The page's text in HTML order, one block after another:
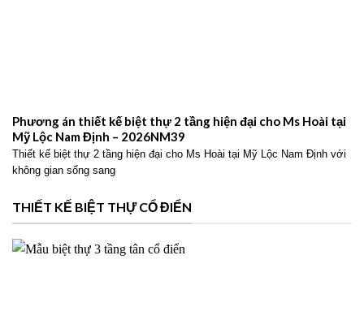
Phương án thiết kế biệt thự 2 tầng hiện đại cho Ms Hoài tại
Mỹ Lộc Nam Định – 2026NM39
Thiết kế biệt thự 2 tầng hiện đại cho Ms Hoài tại Mỹ Lộc Nam Định với
không gian sống sang
THIẾT KẾ BIỆT THỰ CỔ ĐIỂN